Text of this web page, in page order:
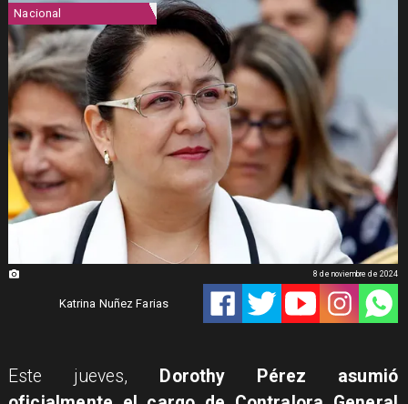
Nacional
Katrina Nuñez Farias
8 de noviembre de 2024
​Este jueves,
Dorothy Pérez asumió